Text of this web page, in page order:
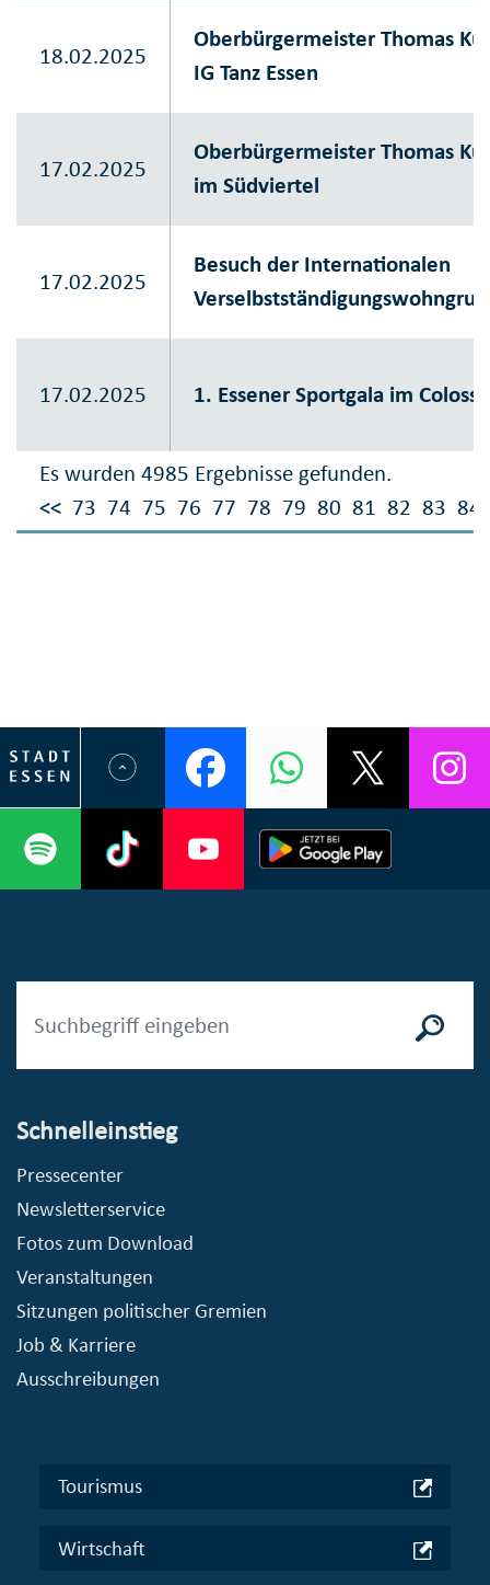
Es wurden 4985 Ergebnisse gefunden.
<< 73 74 75 76 77 78 79 80 81 82 83 84
18.02.2025
Oberbürgermeister Thomas
IG Tanz Essen
17.02.2025
Oberbürgermeister Thomas
im Südviertel
17.02.2025
Besuch der Internationalen
17.02.2025 1. Essener Sportgala im
Schnelleinstieg
Pressecenter
Newsletterservice
Fotos zum Download
Veranstaltungen
Sitzungen politischer Gremien
Job & Karriere
Ausschreibungen
Tourismus
Wirtschaft